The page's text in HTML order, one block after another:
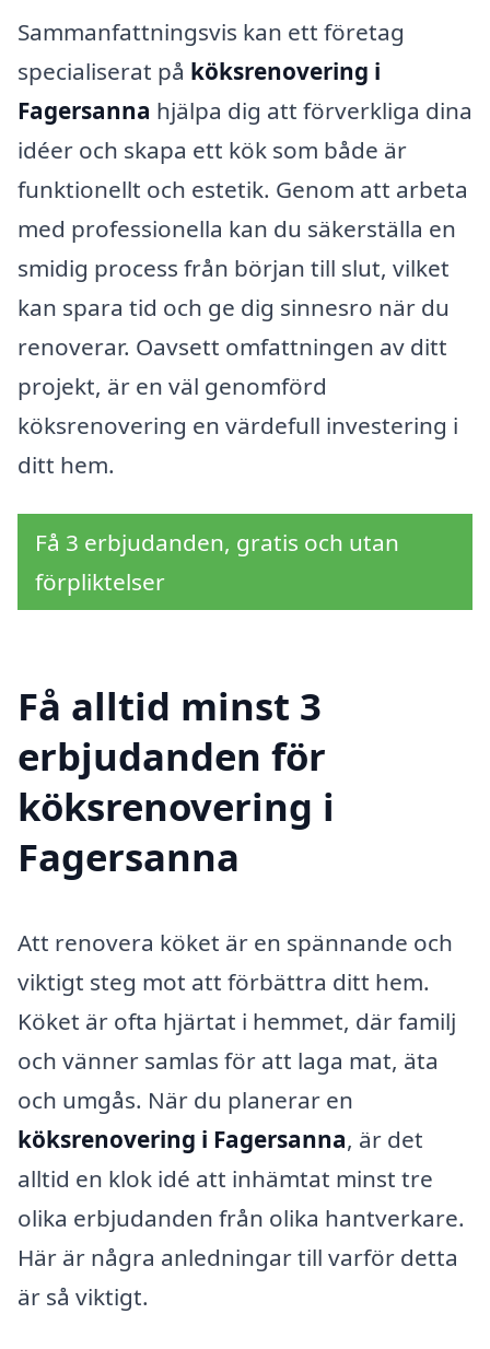
Sammanfattningsvis kan ett företag
specialiserat på köksrenovering i
Fagersanna hjälpa dig att förverkliga dina
idéer och skapa ett kök som både är
funktionellt och estetik. Genom att arbeta
med professionella kan du säkerställa en
smidig process från början till slut, vilket
kan spara tid och ge dig sinnesro när du
renoverar. Oavsett omfattningen av ditt
projekt, är en väl genomförd
köksrenovering en värdefull investering i
ditt hem.
Få 3 erbjudanden, gratis och utan
förpliktelser
Få alltid minst 3
erbjudanden för
köksrenovering i
Fagersanna
Att renovera köket är en spännande och
viktigt steg mot att förbättra ditt hem.
Köket är ofta hjärtat i hemmet, där familj
och vänner samlas för att laga mat, äta
och umgås. När du planerar en
köksrenovering i Fagersanna, är det
alltid en klok idé att inhämtat minst tre
olika erbjudanden från olika hantverkare.
Här är några anledningar till varför detta
är så viktigt.